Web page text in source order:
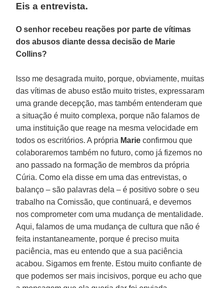
Eis a entrevista.
O senhor recebeu reações por parte de vítimas
dos abusos diante dessa decisão de Marie
Collins?
Isso me desagrada muito, porque, obviamente, muitas
das vítimas de abuso estão muito tristes, expressaram
uma grande decepção, mas também entenderam que
a situação é muito complexa, porque não falamos de
uma instituição que reage na mesma velocidade em
todos os escritórios. A própria Marie confirmou que
colaboraremos também no futuro, como já fizemos no
ano passado na formação de membros da própria
Cúria. Como ela disse em uma das entrevistas, o
balanço – são palavras dela – é positivo sobre o seu
trabalho na Comissão, que continuará, e devemos
nos comprometer com uma mudança de mentalidade.
Aqui, falamos de uma mudança de cultura que não é
feita instantaneamente, porque é preciso muita
paciência, mas eu entendo que a sua paciência
acabou. Sigamos em frente. Estou muito confiante de
que podemos ser mais incisivos, porque eu acho que